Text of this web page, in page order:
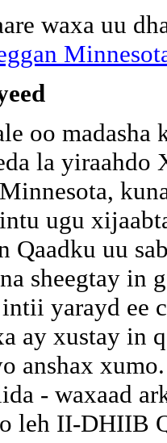
waxa uu
oo madasha
la
ugu
Qaadku uu
sheegtay in
yarayd ee
ay xustay in
anshax
- waxaad
leh II-DHIIB